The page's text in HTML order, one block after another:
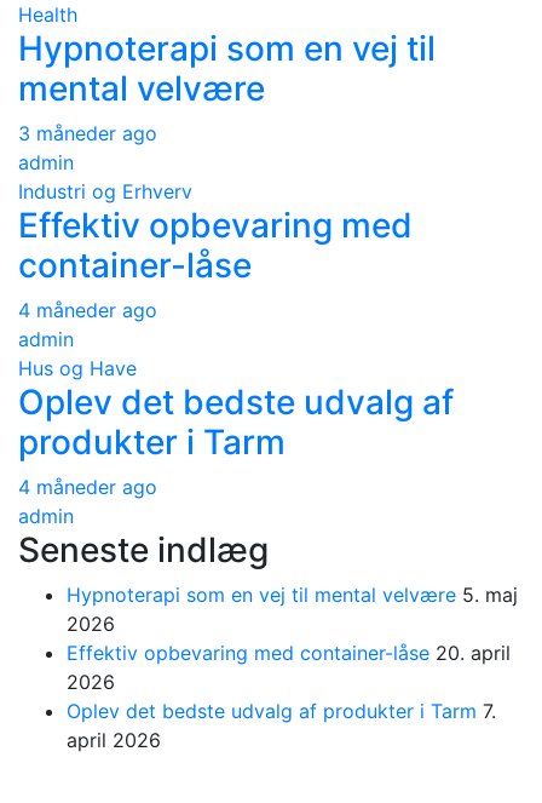
Health
Hypnoterapi som en vej til
mental velvære
3 måneder ago
admin
Industri og Erhverv
Effektiv opbevaring med
container-låse
4 måneder ago
admin
Hus og Have
Oplev det bedste udvalg af
produkter i Tarm
4 måneder ago
admin
Seneste indlæg
Hypnoterapi som en vej til mental velvære 5. maj
2026
Effektiv opbevaring med container-låse 20. april
2026
Oplev det bedste udvalg af produkter i Tarm 7.
april 2026